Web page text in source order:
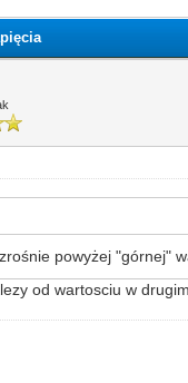
powyżej "górnej"
od wartosciu w